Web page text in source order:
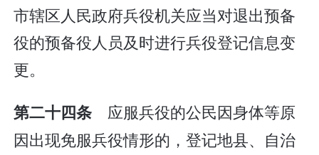
市辖区人民政府兵役机关应当对退出预备
役的预备役人员及时进行兵役登记信息变
更。
第二十四条 应服兵役的公民因身体等原
因出现免服兵役情形的，登记地县、自治